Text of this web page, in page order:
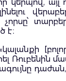
այլ
է։
Ռուբենին